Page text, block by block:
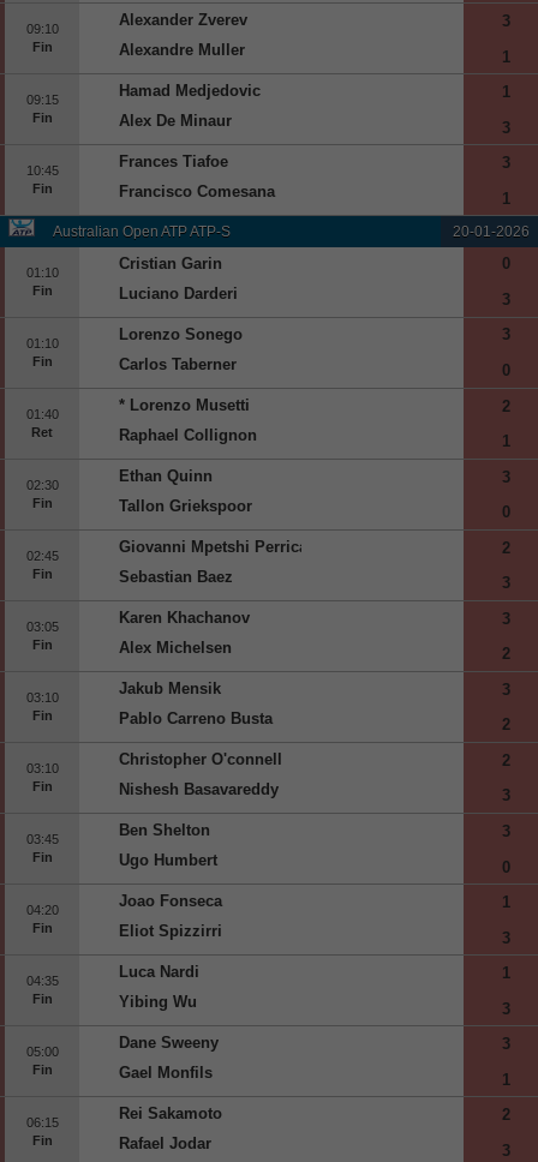
09:10
Fin
Alexander Zverev
Alexandre Muller
3
1
09:15
Fin
Hamad Medjedovic
Alex De Minaur
1
3
10:45
Fin
Frances Tiafoe
Francisco Comesana
3
1
Australian Open ATP ATP-S 20-01-2026
01:10
Fin
Cristian Garin
Luciano Darderi
0
3
01:10
Fin
Lorenzo Sonego
Carlos Taberner
3
0
01:40
Ret
* Lorenzo Musetti
Raphael Collignon
2
1
02:30
Fin
Ethan Quinn
Tallon Griekspoor
3
0
02:45
Fin
Giovanni Mpetshi Perricard
Sebastian Baez
2
3
03:05
Fin
Karen Khachanov
Alex Michelsen
3
2
03:10
Fin
Jakub Mensik
Pablo Carreno Busta
3
2
03:10
Fin
Christopher O'connell
Nishesh Basavareddy
2
3
03:45
Fin
Ben Shelton
Ugo Humbert
3
0
04:20
Fin
Joao Fonseca
Eliot Spizzirri
1
3
04:35
Fin
Luca Nardi
Yibing Wu
1
3
05:00
Fin
Dane Sweeny
Gael Monfils
3
1
06:15
Fin
Rei Sakamoto
Rafael Jodar
2
3